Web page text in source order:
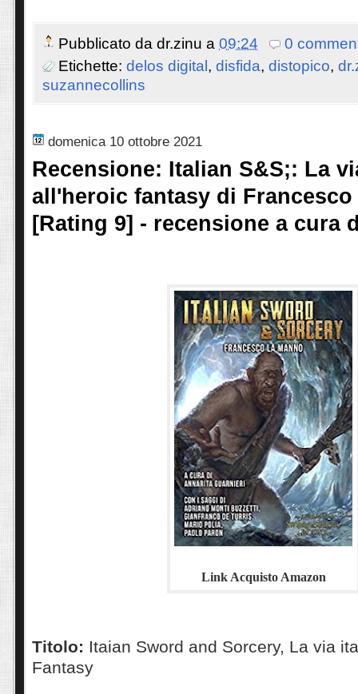
Pubblicato da dr.zinu a 09:24
0
Etichette: delos digital , disfida, distopico,
suzannecollins
domenica 10 ottobre 2021
Recensione: Italian S&S;: La
all'heroic fantasy di Francesco
[Rating 9] - recensione a cura
Link Acquisto Amazon
Titolo: Itaian Sword and Sorcery, La via
Fantasy